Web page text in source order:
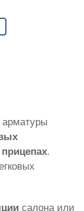
арматуры
.
салона или